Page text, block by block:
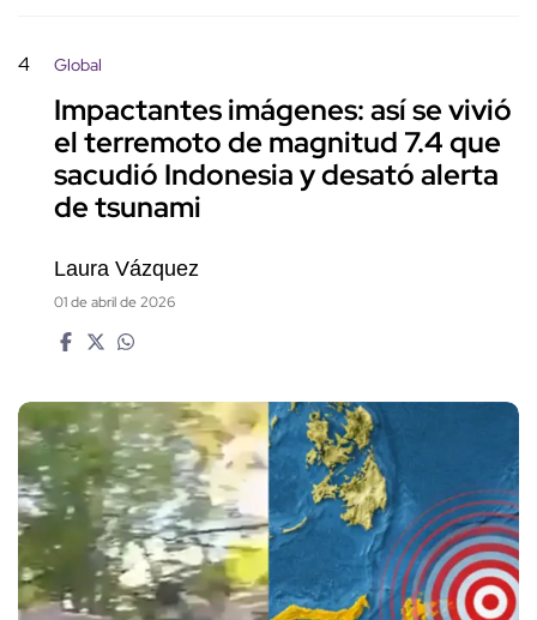
4 Global
Impactantes imágenes: así se vivió
el terremoto de magnitud 7.4 que
sacudió Indonesia y desató alerta
de tsunami
Laura Vázquez
01 de abril de 2026